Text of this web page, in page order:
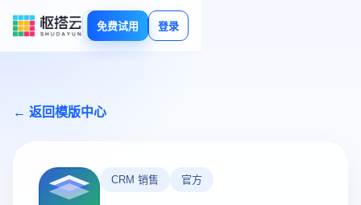
免费试用 登录
← 返回模版中心
CRM 销售 官方